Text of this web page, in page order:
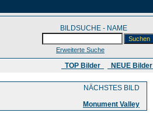
BILDSUCHE - NAME
Erweiterte Suche
​ TOP Bilder NEUE Bilder
NÄCHSTES BILD
Monument Valley